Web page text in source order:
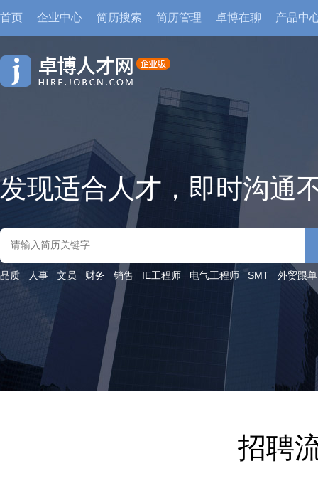
首页 企业中心 简历搜索 简历管理 卓博在聊 产品中
发现适合人才，即时沟通
品质 人事 文员 财务 销售 IE工程师 电气工程师 SMT 外贸跟单
招聘